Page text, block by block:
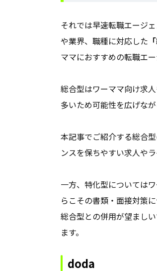
それでは早速転職エージ
や業界、職種に対応した
ママにおすすめの転職エ
総合型はワーママ向け求
多いため可能性を広げな
本記事でご紹介する総合
ンスを保ちやすい求人や
一方、特化型については
らこその書類・面接対策
総合型との併用が望まし
ます。
doda